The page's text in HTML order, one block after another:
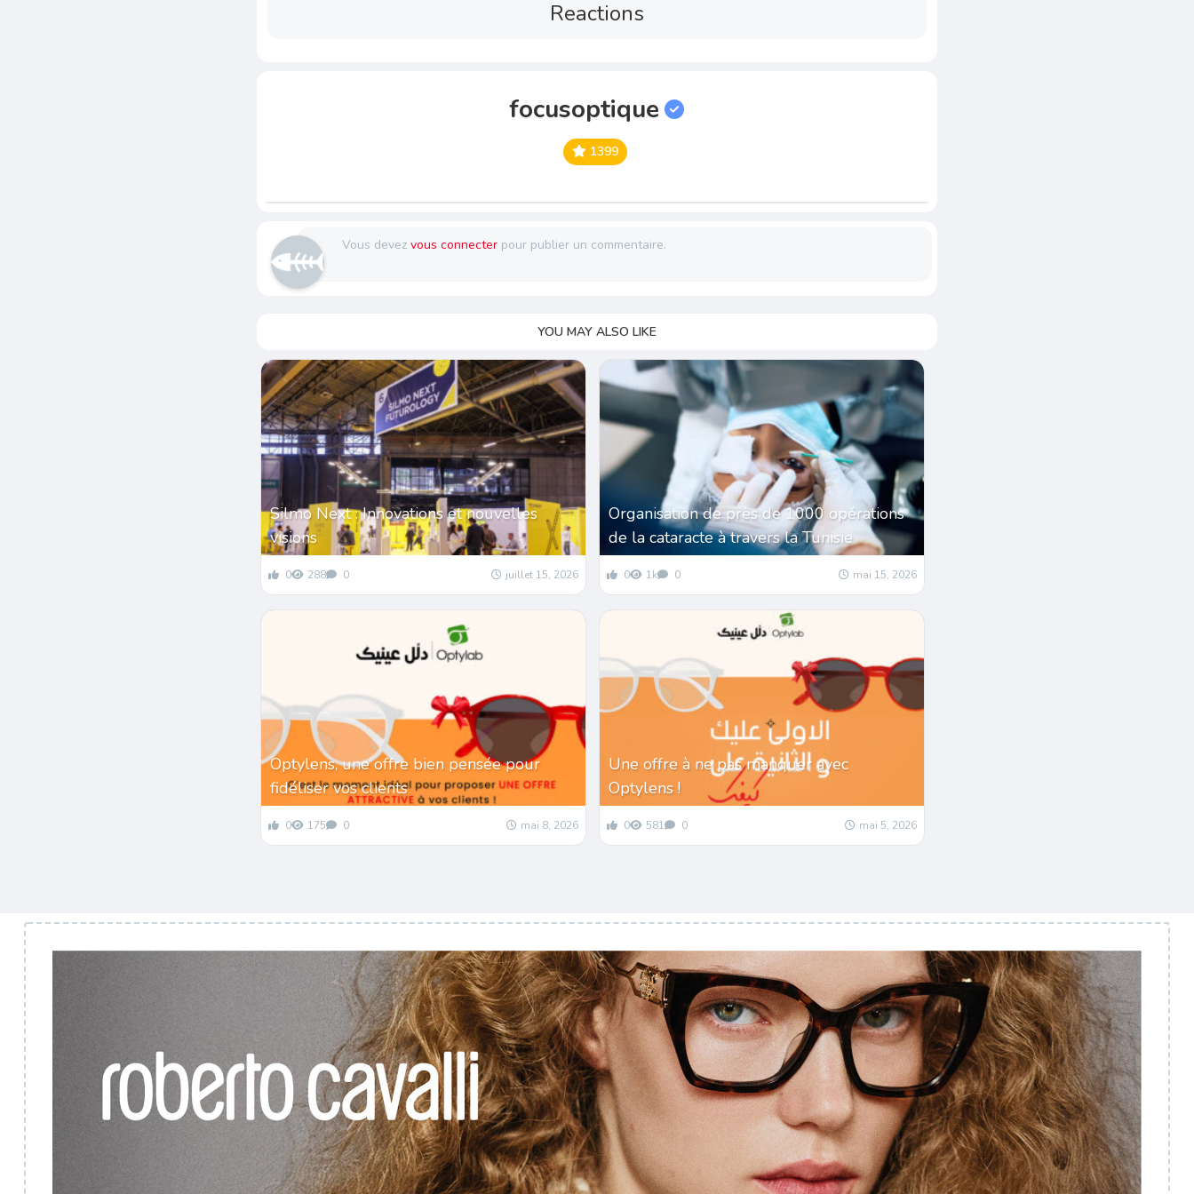
Reactions
focusoptique
1399
Vous devezvous connecter pour publier un commentaire.
YOU MAY ALSO LIKE
Silmo Next : Innovations et nouvelles
visions
0 288 0 juillet 15, 2026
Organisation de près de 1000 opérations
de la cataracte à travers la Tunisie
0 1k 0 mai 15, 2026
Optylens, une offre bien pensée pour
fidéliser vos clients
0 175 0 mai 8, 2026
Une offre à ne pas manquer avec
Optylens !
0 581 0 mai 5, 2026